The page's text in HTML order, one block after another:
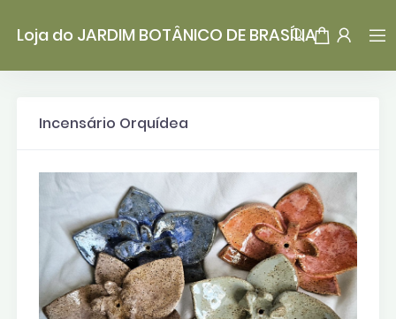
Loja do JARDIM BOTÂNICO DE BRASÍLIA
Incensário Orquídea